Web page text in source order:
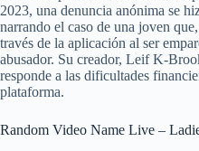
2023, una denuncia anónima se
narrando el caso de una joven
través de la aplicación al ser
abusador. Su creador, Leif K-
responde a las dificultades
plataforma.
Random Video Name Live –